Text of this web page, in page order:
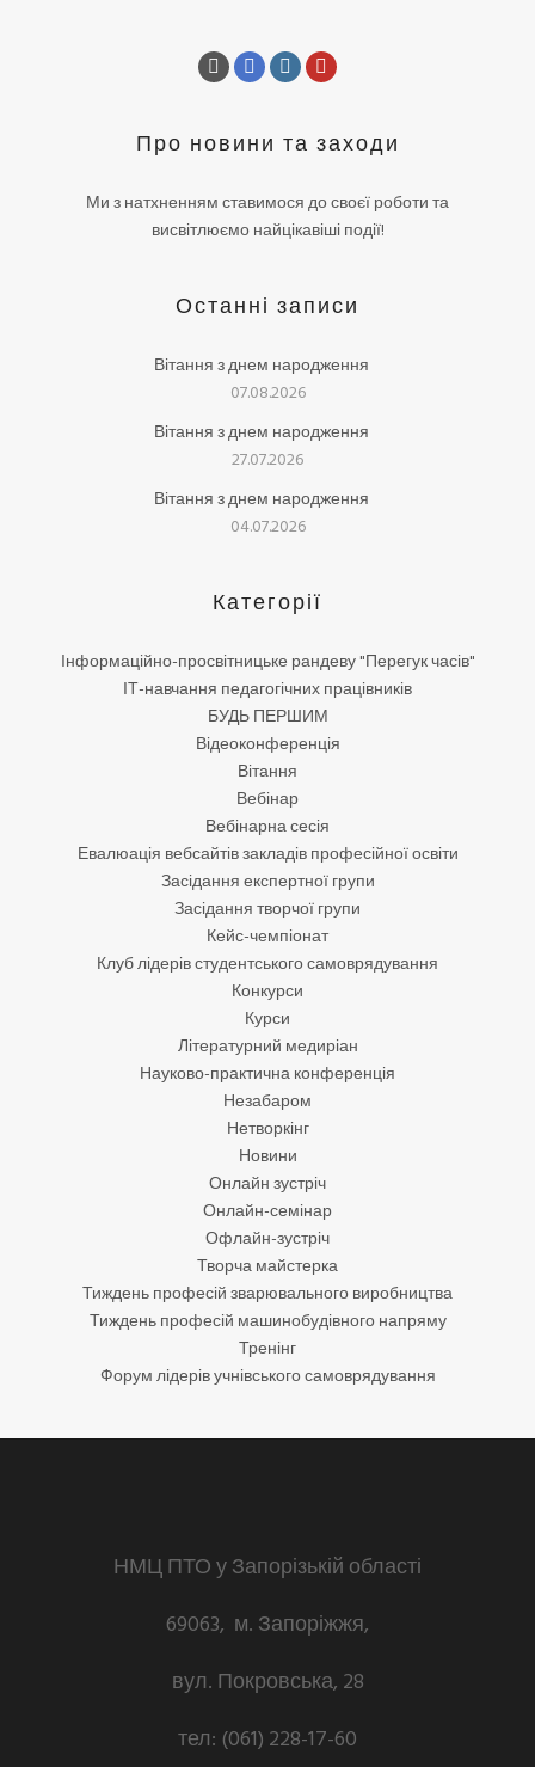
Про новини та заходи
Ми з натхненням ставимося до своєї роботи та
висвітлюємо найцікавіші події!
Останні записи
Вітання з днем народження
07.08.2026
Вітання з днем народження
27.07.2026
Вітання з днем народження
04.07.2026
Категорії
Інформаційно-просвітницьке рандеву "Перегук часів"
ІТ-навчання педагогічних працівників
БУДЬ ПЕРШИМ
Відеоконференція
Вітання
Вебінар
Вебінарна сесія
Евалюація вебсайтів закладів професійної освіти
Засідання експертної групи
Засідання творчої групи
Кейс-чемпіонат
Клуб лідерів студентського самоврядування
Конкурси
Курси
Літературний медиріан
Науково-практична конференція
Незабаром
Нетворкінг
Новини
Онлайн зустріч
Онлайн-семінар
Офлайн-зустріч
Творча майстерка
Тиждень професій зварювального виробництва
Тиждень професій машинобудівного напряму
Тренінг
Форум лідерів учнівського самоврядування
НМЦ ПТО у Запорізькій області
69063, м. Запоріжжя,
вул. Покровська, 28
тел: (061) 228-17-60